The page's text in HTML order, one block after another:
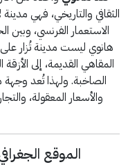
الثقافي والتاريخي، فهي
الاستعمار الفرنسي، وبين
هانوي ليست مدينة تُزار
المقاهي القديمة، إلى
الصاخبة. ولهذا تُعد وجهة
والأسعار المعقولة،
الموقع